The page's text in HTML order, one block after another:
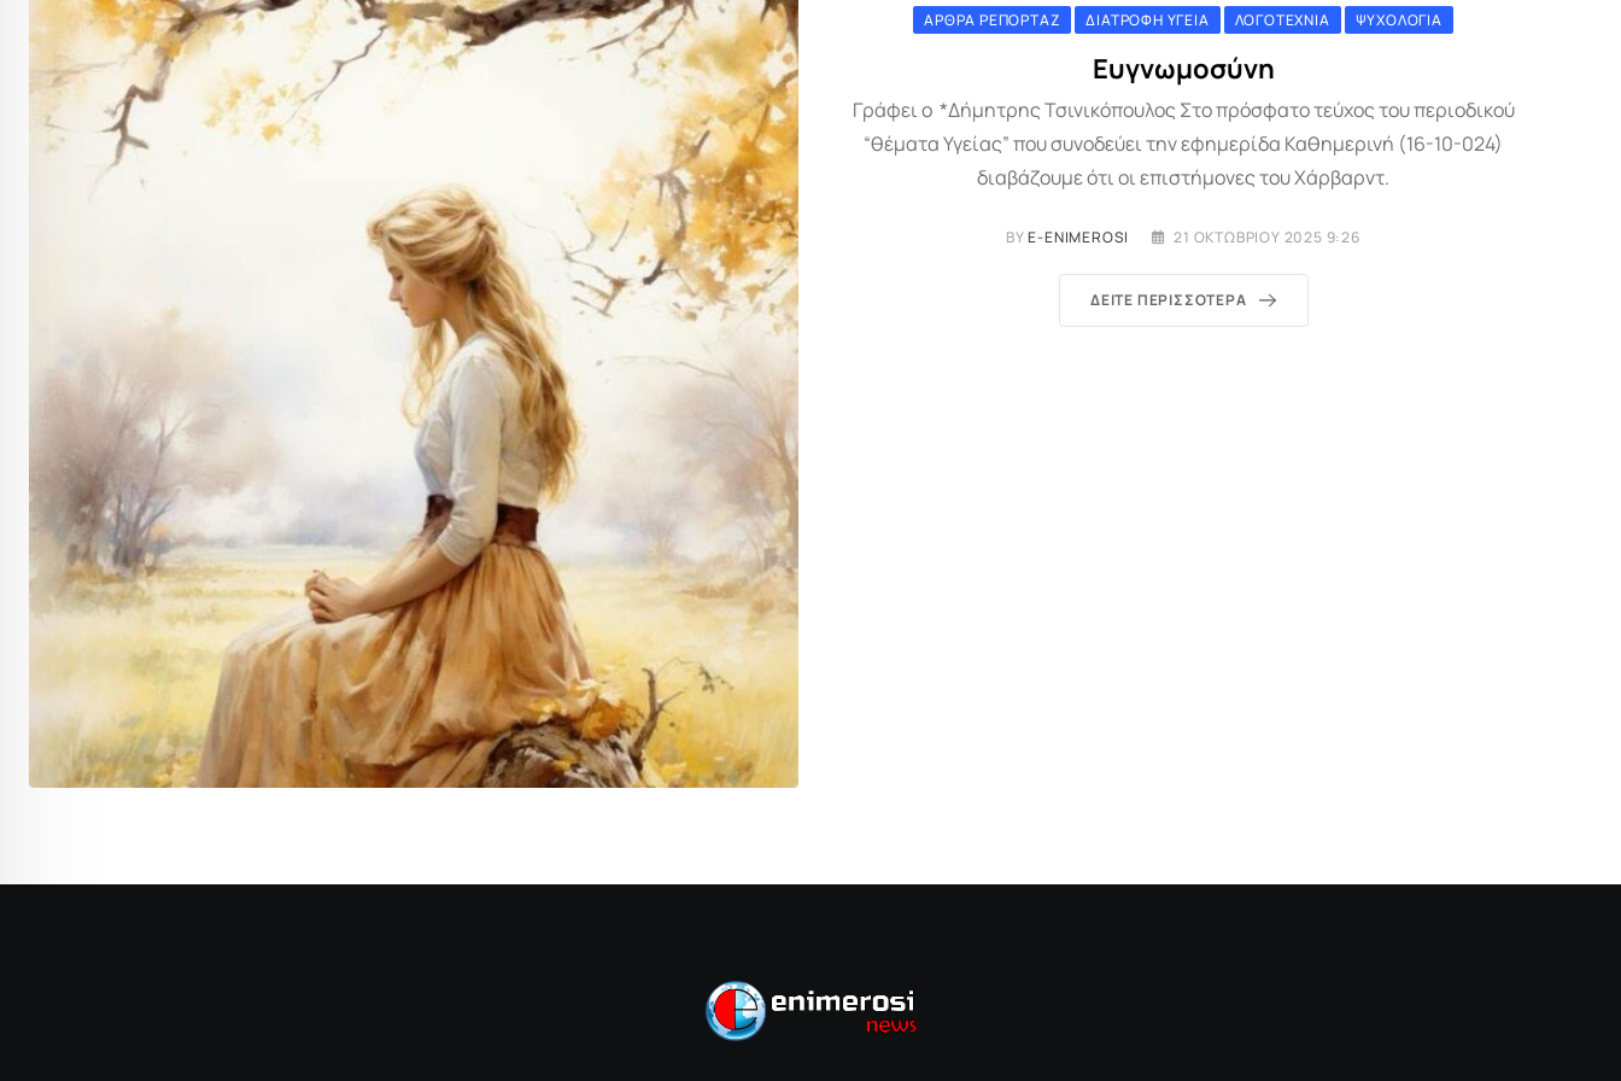
ΆΡΘΡΑ ΡΕΠΟΡΤΆΖ ΔΙΑΤΡΟΦΉ ΥΓΕΊΑ ΛΟΓΟΤΕΧΝΊΑ ΨΥΧΟΛΟΓΊΑ
Ευγνωμοσύνη
Γράφει ο *Δήμητρης Τσινικόπουλος Στο πρόσφατο τεύχος του περιοδικού
“θέματα Υγείας” που συνοδεύει την εφημερίδα Καθημερινή (16-10-024)
διαβάζουμε ότι οι επιστήμονες του Χάρβαρντ.
BYE-ENIMEROSI 21 ΟΚΤΩΒΡΊΟΥ 2025 9:26
ΔΕΊΤΕ ΠΕΡΙΣΣΌΤΕΡΑ